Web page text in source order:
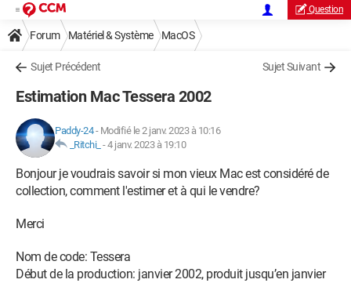
Question
Forum Matériel & Système MacOS
Sujet Précédent Sujet Suivant
Estimation Mac Tessera 2002
Paddy-24- Modifié le 2 janv. 2023 à 10:16
_Ritchi_ -4 janv. 2023 à 19:10
Bonjour je voudrais savoir si mon vieux Mac est considéré de
collection, comment l'estimer et à qui le vendre?
Merci
Nom de code: Tessera
Début de la production: janvier 2002, produit jusqu’en janvier